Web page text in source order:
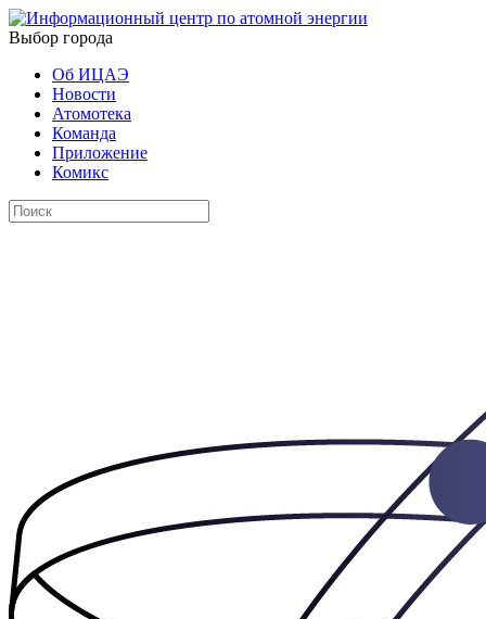
Выбор города
Об ИЦАЭ
Новости
Атомотека
Команда
Приложение
Комикс